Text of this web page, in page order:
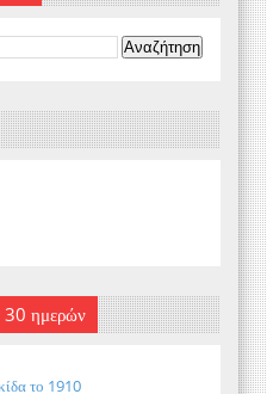
30 ημερών
το 1910